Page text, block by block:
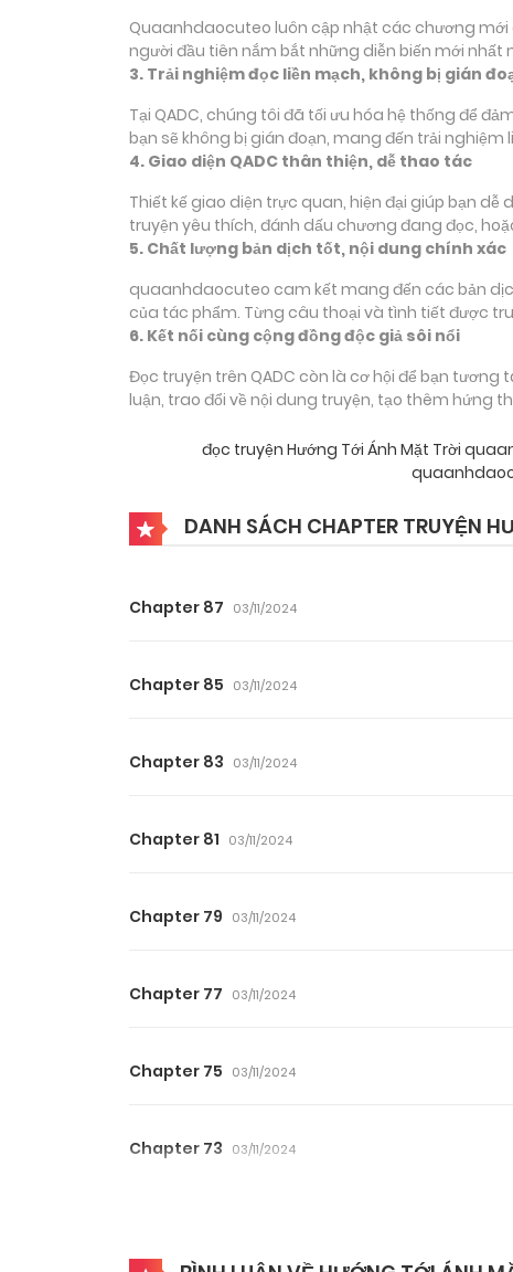
Quaanhdaocuteo luôn cập nhật các chương mới
người đầu tiên nắm bắt những diễn biến mới nhất
3. Trải nghiệm đọc liền mạch, không bị gián
Tại QADC, chúng tôi đã tối ưu hóa hệ thống để
bạn sẽ không bị gián đoạn, mang đến trải nghiệm
4. Giao diện QADC thân thiện, dễ thao tác
Thiết kế giao diện trực quan, hiện đại giúp bạn
truyện yêu thích, đánh dấu chương đang đọc,
5. Chất lượng bản dịch tốt, nội dung chính xác
quaanhdaocuteo cam kết mang đến các bản
của tác phẩm. Từng câu thoại và tình tiết được
6. Kết nối cùng cộng đồng độc giả sôi nổi
Đọc truyện trên QADC còn là cơ hội để bạn
luận, trao đổi về nội dung truyện, tạo thêm hứng
đọc truyện Hướng Tới Ánh Mặt Trời
DANH SÁCH CHAPTER TRUYỆN
Chapter 87 03/11/2024
Chapter 85 03/11/2024
Chapter 83 03/11/2024
Chapter 81 03/11/2024
Chapter 79 03/11/2024
Chapter 77 03/11/2024
Chapter 75 03/11/2024
Chapter 73 03/11/2024